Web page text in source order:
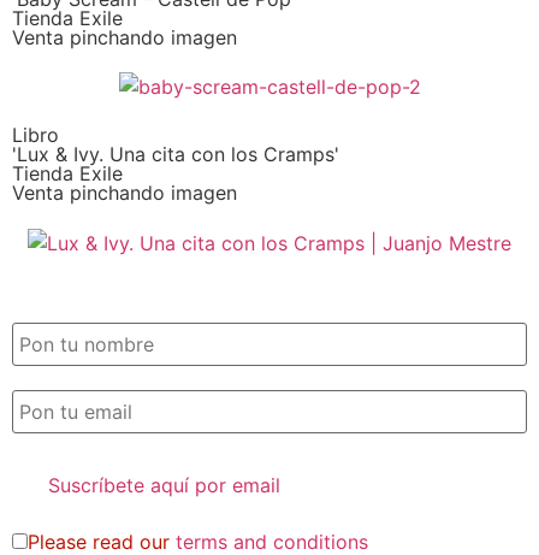
Tienda Exile
Venta pinchando imagen
Libro
'Lux & Ivy. Una cita con los Cramps'
Tienda Exile
Venta pinchando imagen
Please read our terms and conditions